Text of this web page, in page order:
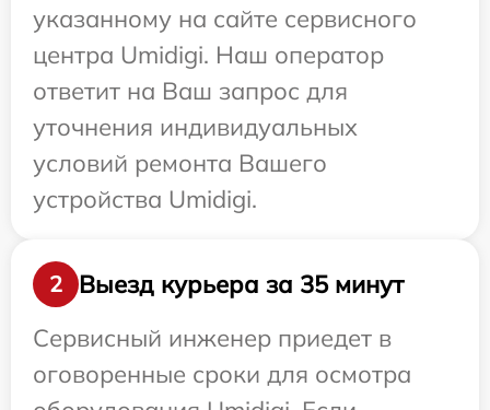
указанному на сайте сервисного
центра Umidigi. Наш оператор
ответит на Ваш запрос для
уточнения индивидуальных
условий ремонта Вашего
устройства Umidigi.
2
Выезд курьера за 35 минут
Сервисный инженер приедет в
оговоренные сроки для осмотра